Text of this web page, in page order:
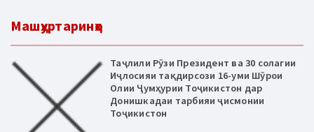
Машҳуртаринҳо
Таҷлили Рӯзи Президент ва 30 солагии
Иҷлосияи тақдирсози 16-уми Шӯрои
Олии Ҷумҳурии Тоҷикистон дар
Донишкадаи тарбияи ҷисмонии
Тоҷикистон